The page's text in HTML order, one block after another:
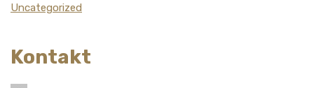
Uncategorized
Kontakt